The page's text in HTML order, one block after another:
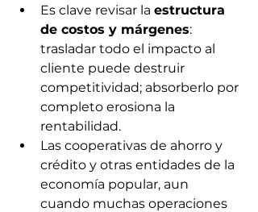
Es clave revisar la estructura
de costos y márgenes:
trasladar todo el impacto al
cliente puede destruir
competitividad; absorberlo por
completo erosiona la
rentabilidad.
Las cooperativas de ahorro y
crédito y otras entidades de la
economía popular, aun
cuando muchas operaciones